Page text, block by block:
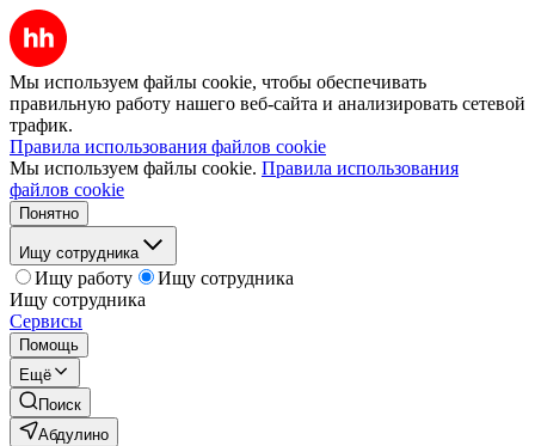
Мы используем файлы cookie, чтобы обеспечивать
правильную работу нашего веб-сайта и анализировать сетевой
трафик.
Правила использования файлов cookie
Мы используем файлы cookie. Правила использования
файлов cookie
Понятно
Ищу сотрудника
Ищу работу
Ищу сотрудника
Ищу сотрудника
Сервисы
Помощь
Ещё
Поиск
Абдулино